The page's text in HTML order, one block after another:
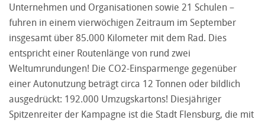
Unternehmen und Organisationen sowie 21 Schulen –
fuhren in einem vierwöchigen Zeitraum im September
insgesamt über 85.000 Kilometer mit dem Rad. Dies
entspricht einer Routenlänge von rund zwei
Weltumrundungen! Die CO2-Einsparmenge gegenüber
einer Autonutzung beträgt circa 12 Tonnen oder bildlich
ausgedrückt: 192.000 Umzugskartons! Diesjähriger
Spitzenreiter der Kampagne ist die Stadt Flensburg, die mit